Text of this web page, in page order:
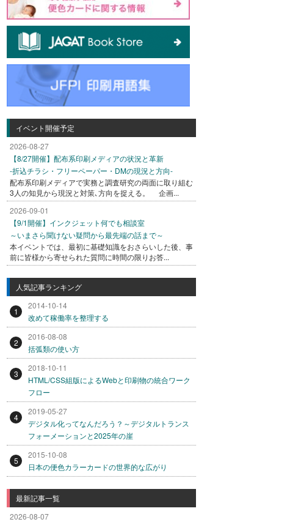
イベント開催予定
2026-08-27
【8/27開催】配布系印刷メディアの状況と革新
-折込チラシ・フリーペーパー・DMの現況と方向-
配布系印刷メディアで実務と調査研究の両面に取り組む
3人の知見から現況と対策､方向を捉える。 企画...
2026-09-01
【9/1開催】インクジェット何でも相談室
～いまさら聞けない疑問から最先端の話まで～
本イベントでは、最初に基礎知識をおさらいした後、事
前に皆様から寄せられた質問に時間の限りお答...
人気記事ランキング
1
2014-10-14
改めて稼働率を整理する
2
2016-08-08
括弧類の使い方
3
2018-10-11
HTML/CSS組版によるWebと印刷物の統合ワーク
フロー
4
2019-05-27
デジタル化ってなんだろう？～デジタルトランス
フォーメーションと2025年の崖
5
2015-10-08
日本の便色カラーカードの世界的な広がり
最新記事一覧
2026-08-07